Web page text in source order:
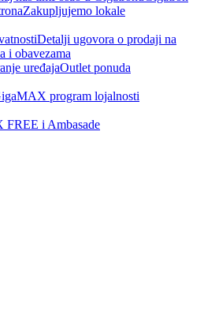
Zakupljujemo lokale
Detalji ugovora o prodaji na
i obavezama
uređajaOutlet ponuda
program lojalnosti
FREE i Ambasade